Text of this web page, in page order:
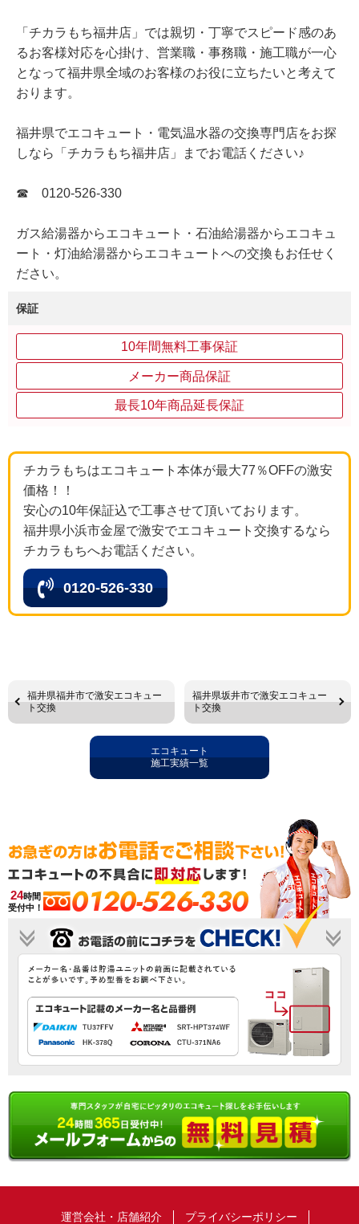
「チカラもち福井店」では親切・丁寧でスピード感のあ
るお客様対応を心掛け、営業職・事務職・施工職が一心
となって福井県全域のお客様のお役に立ちたいと考えて
おります。
福井県でエコキュート・電気温水器の交換専門店をお探
しなら「チカラもち福井店」までお電話ください♪
☎ 0120-526-330
ガス給湯器からエコキュート・石油給湯器からエコキュ
ート・灯油給湯器からエコキュートへの交換もお任せく
ださい。
保証
10年間無料工事保証
メーカー商品保証
最長10年商品延長保証
チカラもちはエコキュート本体が最大77％OFFの激安
価格！！
安心の10年保証込で工事させて頂いております。
福井県小浜市金屋で激安でエコキュート交換するなら
チカラもちへお電話ください。
0120-526-330
福井県福井市で激安エコキュー
ト交換
福井県坂井市で激安エコキュー
ト交換
エコキュート
施工実績一覧
24時間
受付中！
0120-526-330
運営会社・店舗紹介
プライバシーポリシー